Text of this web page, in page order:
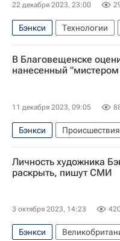
22 декабря 2023, 23:00
Бэнкси Технологии
В Благовещенске
нанесенный "мистером
11 декабря 2023, 09:05
Бэнкси Происшествия
Личность художника
раскрыть, пишут СМИ
3 октября 2023, 14:23
Бэнкси